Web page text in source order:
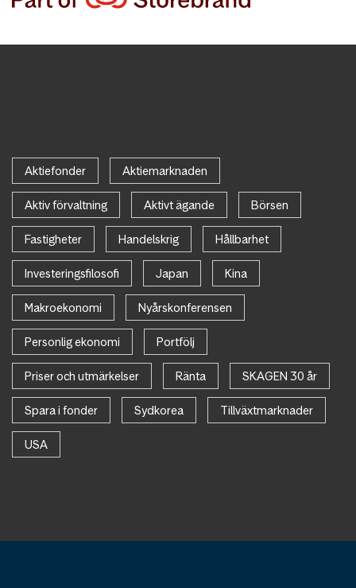
Aktiefonder Aktiemarknaden
Aktiv förvaltning Aktivt ägande Börsen
Fastigheter Handelskrig Hållbarhet
Investeringsfilosofi Japan Kina
Makroekonomi Nyårskonferensen
Personlig ekonomi Portfölj
Priser och utmärkelser Ränta SKAGEN 30 år
Spara i fonder Sydkorea Tillväxtmarknader
USA